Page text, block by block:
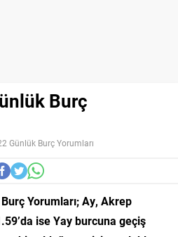
Burç
Günlük Burç Yorumları
Yorumları; Ay, Akrep
ise Yay burcuna geçiş